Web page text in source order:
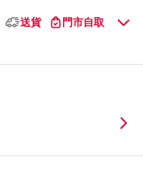
送貨 門市自取